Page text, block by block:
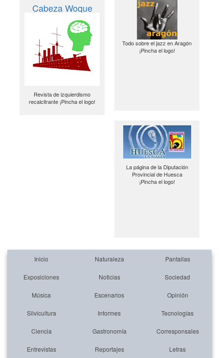
Cabeza Woque
Revista de izquierdismo
recalcitrante ¡Pincha el logo!
Todo sobre el jazz en Aragón
¡Pincha el logo!
La página de la Diputación
Provincial de Huesca
¡Pincha el logo!
Inicio Naturaleza Pantallas
Exposiciones Noticias Sociedad
Música Escenarios Opinión
Silvicultura Informes Tecnologías
Ciencia Gastronomía Corresponsales
Entrevistas Reportajes Letras